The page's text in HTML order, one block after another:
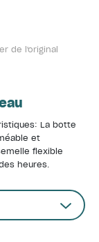
de l'original
La botte
et
flexible
heures.